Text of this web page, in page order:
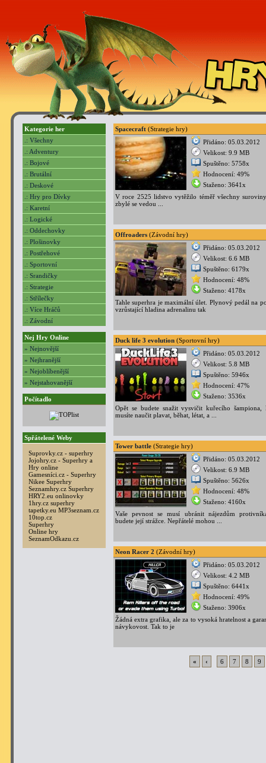
Kategorie her
.: Všechny
.: Adventury
.: Bojové
.: Brutální
.: Deskové
.: Hry pro Dívky
.: Karetní
.: Logické
.: Oddechovky
.: Plošinovky
.: Postřehové
.: Sportovní
.: Srandičky
.: Strategie
.: Střílečky
.: Více Hráčů
.: Závodní
Nej Hry Online
» Nejnovější
» Nejhranější
» Nejoblíbenější
» Nejstahovanější
Počítadlo
Spřátelené Weby
Suprovky.cz - superhry
Jojohry.cz - Superhry a
Hry online
Gamesníci.cz - Superhry
Nikee Superhry
Seznamhry.cz Superhry
HRY2.eu onlinovky
1hry.cz superhry
tapetky.eu MP3seznam.cz
10top.cz
Superhry
Online hry
SeznamOdkazu.cz
Spacecraft (Strategie hry)
Přidáno: 05.03.2012
Velikost: 9.9 MB
Spuštěno: 5758x
Hodnocení: 49%
Staženo: 3641x
V roce 2525 lidstvo vytěžilo téměř všechny
zbylé se vedou ...
Offroaders (Závodní hry)
Přidáno: 05.03.2012
Velikost: 6.6 MB
Spuštěno: 6179x
Hodnocení: 48%
Staženo: 4178x
Tahle superhra je maximální úlet. Plynový pedál na
vzrůstající hladina adrenalinu tak
Duck life 3 evolution (Sportovní hry)
Přidáno: 05.03.2012
Velikost: 5.8 MB
Spuštěno: 5946x
Hodnocení: 47%
Staženo: 3536x
Opět se budete snažit vysvičit kuřecího šampiona,
musíte naučit plavat, běhat, létat, a ...
Tower battle (Strategie hry)
Přidáno: 05.03.2012
Velikost: 6.9 MB
Spuštěno: 5626x
Hodnocení: 48%
Staženo: 4160x
Vaše pevnost se musí ubránit nájezdům
budete její strážce. Nepřátelé mohou ...
Neon Racer 2 (Závodní hry)
Přidáno: 05.03.2012
Velikost: 4.2 MB
Spuštěno: 6441x
Hodnocení: 49%
Staženo: 3906x
Žádná extra grafika, ale za to vysoká hratelnost a
návykovost. Tak to je
« ‹ 6 7 8 9